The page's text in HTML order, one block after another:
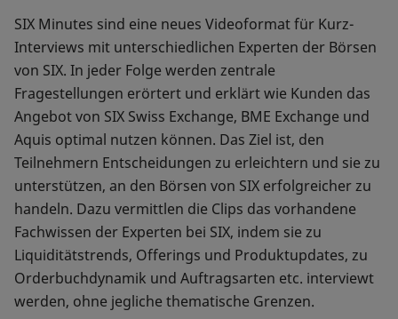
SIX Minutes sind eine neues Videoformat für Kurz-
Interviews mit unterschiedlichen Experten der Börsen
von SIX. In jeder Folge werden zentrale
Fragestellungen erörtert und erklärt wie Kunden das
Angebot von SIX Swiss Exchange, BME Exchange und
Aquis optimal nutzen können. Das Ziel ist, den
Teilnehmern Entscheidungen zu erleichtern und sie zu
unterstützen, an den Börsen von SIX erfolgreicher zu
handeln. Dazu vermittlen die Clips das vorhandene
Fachwissen der Experten bei SIX, indem sie zu
Liquiditätstrends, Offerings und Produktupdates, zu
Orderbuchdynamik und Auftragsarten etc. interviewt
werden, ohne jegliche thematische Grenzen.